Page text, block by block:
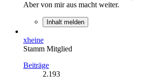
Aber von mir aus macht weiter.
Inhalt melden
xheine
Stamm Mitglied
Beiträge
2.193